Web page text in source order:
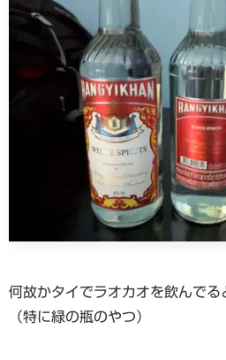
何故かタイでラオカオを飲んでる
（特に緑の瓶のやつ）